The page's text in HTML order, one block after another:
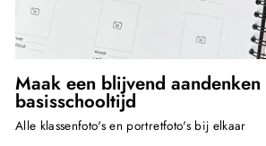
Maak een blijvend
basisschooltijd
Alle klassenfoto's en portretfoto's bij elkaar